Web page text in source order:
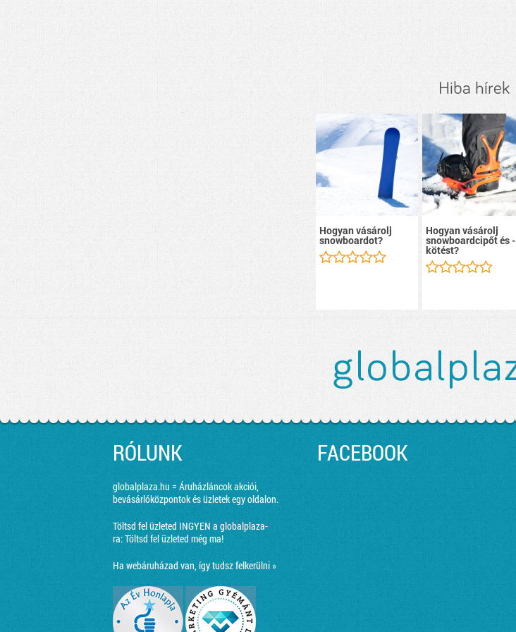
Hiba hírek
Hogyan vásárolj
snowboardot?
Hogyan vásárolj
snowboardcipőt és -
kötést?
RÓLUNK
globalplaza.hu = Áruházláncok akciói,
bevásárlóközpontok és üzletek egy oldalon.
Töltsd fel üzleted INGYEN a globalplaza-
ra:Töltsd fel üzleted még ma!
Ha webáruházad van, így tudsz felkerülni »
FACEBOOK